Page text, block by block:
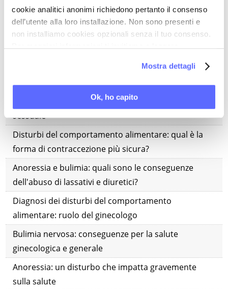
cookie analitici anonimi richiedono pertanto il consenso
dell’utente alla loro installazione. Non sono presenti e
non installiamo cookies opzionali senza il tuo consenso.
Mostra dettagli
Ok, ho capito
Contraccezione e disturbi del comportamento
alimentare: perché la pillola non è la scelta migliore
l'irregolarità del ciclo espone al rischio di
concepimenti indesiderati
Quando la bulimia alimentare si estende alla sfera
sessuale
Disturbi del comportamento alimentare: qual è la
forma di contraccezione più sicura?
Anoressia e bulimia: quali sono le conseguenze
dell'abuso di lassativi e diuretici?
Diagnosi dei disturbi del comportamento
alimentare: ruolo del ginecologo
Bulimia nervosa: conseguenze per la salute
ginecologica e generale
Anoressia: un disturbo che impatta gravemente
sulla salute